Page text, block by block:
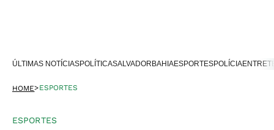
ÚLTIMAS NOTÍCIASPOLÍTICASALVADOR BAHIAESPORTESPOLÍCIA
HOME>ESPORTES
ESPORTES